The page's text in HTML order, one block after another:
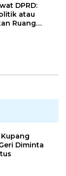
DPRD:
atau
Ruang
Diminta